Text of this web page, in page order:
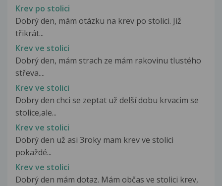
Krev po stolici
Dobrý den, mám otázku na krev po stolici. Již
třikrát...
Krev ve stolici
Dobrý den, mám strach ze mám rakovinu tlustého
střeva....
Krev ve stolici
Dobry den chci se zeptat už delší dobu krvacim se
stolice,ale...
Krev ve stolici
Dobrý den už asi 3roky mam krev ve stolici
pokaždé...
Krev ve stolici
Dobrý den mám dotaz. Mám občas ve stolici krev,